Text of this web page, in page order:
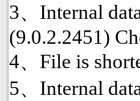
3、Internal
(9.0.2.2451)
4、File is
5、Internal